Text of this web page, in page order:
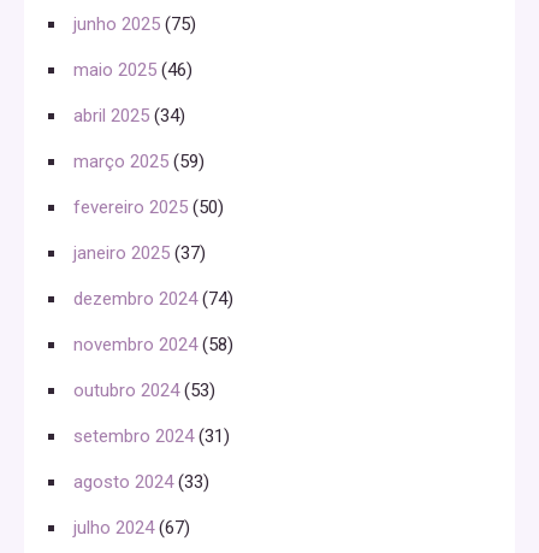
junho 2025 (75)
maio 2025 (46)
abril 2025 (34)
março 2025 (59)
fevereiro 2025 (50)
janeiro 2025 (37)
dezembro 2024(74)
novembro 2024(58)
outubro 2024(53)
setembro 2024(31)
agosto 2024(33)
julho 2024(67)